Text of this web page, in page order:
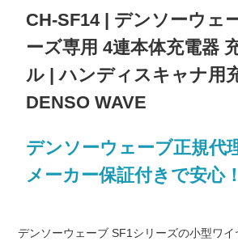
CH-SF14 | デンソーウェ
ーズ専用 4連本体充電器
ル | ハンディスキャナ用
DENSO WAVE
デンソーウェーブ正規代
メーカー保証付きで安心！
デンソーウェーブ SF1シリーズの小型ワ